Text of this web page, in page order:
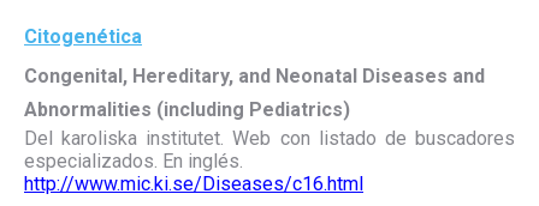
Citogenética
Congenital, Hereditary, and Neonatal Diseases and
Abnormalities (including Pediatrics)
Del karoliska institutet. Web con listado de buscadores
especializados. En inglés.
http://www.mic.ki.se/Diseases/c16.html